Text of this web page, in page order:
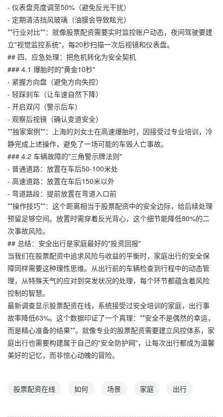
- 仪表盘亮度调至50%（避免反光干扰）
- 定期清洁挡风玻璃（油膜会导致眩光）
**行业对比**：就像股票配资需要实时监控账户动态，夜间驾驶要建
立"视觉监控系统"，每20秒扫描一次后视镜和仪表盘。
## 四、应急处理：把危机转化为安全契机
### 4.1 爆胎时的"黄金10秒"
- 紧握方向盘（避免方向失控）
- 轻踩刹车（让车速自然下降）
- 开启双闪（警示后车）
- 观察后视镜（确认变道安全）
**独家案例**：上海的刘女士在高速爆胎时，因接受过专业培训，冷
静完成上述操作，避免了一场可能的车毁人亡事故。
### 4.2 车辆故障的"三角警示牌法则"
- 普通道路：放置在车后50-100米处
- 高速道路：放置在车后150米以外
- 弯道路段：提前放置在弯道入口前
**操作技巧**：这个距离相当于股票配资中的安全边际，给后续处理
预留足够空间。放置时需穿着反光背心，这个细节能降低80%的二
次事故风险。
## 总结：安全出行是家庭最好的"投资回报"
当我们在股票配资中追求风险与收益的平衡时，家庭出行的安全保
障同样需要这种理性思维。从出行前的车辆检查到行程中的动态管
理，从特殊天气的应对到突发状况的处理，每个环节都蕴含着风险
控制的智慧。
最新调查显示股票配资在线，系统接受过安全培训的家庭，出行事
故率降低63%。这个数据印证了一个真理：**安全不是偶然的幸运，
而是精心准备的结果**。就像专业的股票配资需要建立风控体系，家
庭出行也需要构建属于自己的"安全防护网"，让每次出行都成为温馨
美好的记忆，而非惊心动魄的冒险。
股票配资在线 如何 场景 家庭 出行